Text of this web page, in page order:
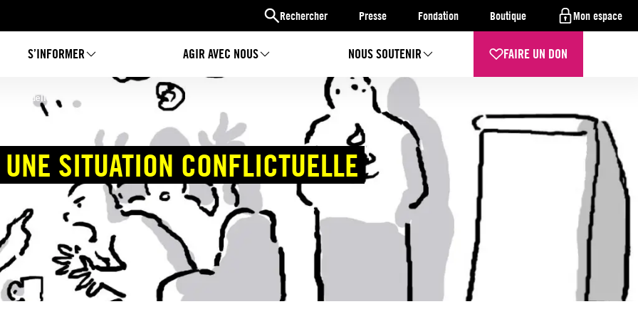
Rechercher Presse Fondation Boutique Mon espace
S’INFORMER AGIR AVEC NOUS NOUS SOUTENIR FAIRE UN DON
SITUATION CONFLICTUELLE